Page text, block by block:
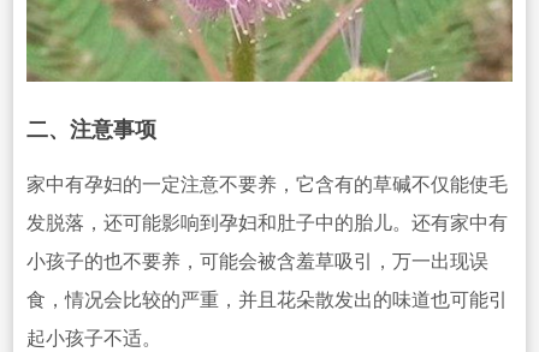
二、注意事项
家中有孕妇的一定注意不要养，它含有的草碱不仅能使毛
发脱落，还可能影响到孕妇和肚子中的胎儿。还有家中有
小孩子的也不要养，可能会被含羞草吸引，万一出现误
食，情况会比较的严重，并且花朵散发出的味道也可能引
起小孩子不适。